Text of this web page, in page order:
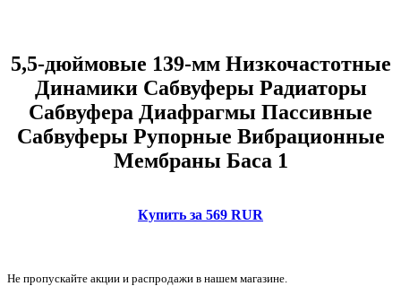
5,5-дюймовые 139-мм Низкочастотные
Динамики Сабвуферы Радиаторы
Сабвуфера Диафрагмы Пассивные
Сабвуферы Рупорные Вибрационные
Мембраны Баса 1
Купить за 569 RUR
Не пропускайте акции и распродажи в нашем магазине.